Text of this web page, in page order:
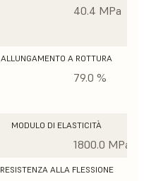
40.4 MPa
ALLUNGAMENTO A ROTTURA
79.0 %
MODULO DI ELASTICITÀ
1800.0 MPa
RESISTENZA ALLA FLESSIONE